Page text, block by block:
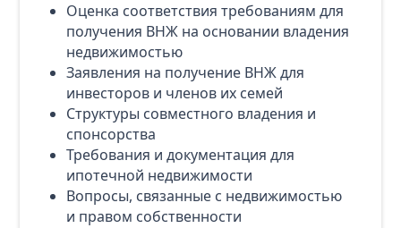
Оценка соответствия требованиям для
получения ВНЖ на основании владения
недвижимостью
Заявления на получение ВНЖ для
инвесторов и членов их семей
Структуры совместного владения и
спонсорства
Требования и документация для
ипотечной недвижимости
Вопросы, связанные с недвижимостью
и правом собственности